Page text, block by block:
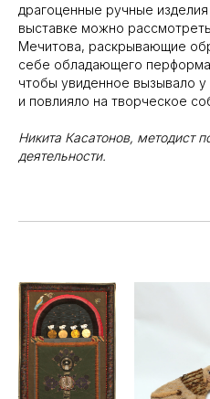
драгоценные ручные
выставке можно
Мечитова, раскрывающие
себе обладающего
чтобы увиденное вызывало
и повлияло на творческое
Никита Касатонов, методист
деятельности.
«Пушкинской карты»
приобретением
Знаете, как улучшить
работу учреждений
культуры?
Напишите — решим!
© 2022 Государственный музей
Политика конфиденциальности